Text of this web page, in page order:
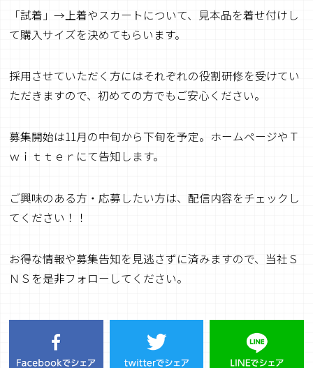
「試着」→上着やスカートについて、見本品を着せ付けし
て購入サイズを決めてもらいます。
採用させていただく方にはそれぞれの役割研修を受けてい
ただきますので、初めての方でもご安心ください。
募集開始は11月の中旬から下旬を予定。ホームページやＴ
ｗｉｔｔｅｒにて告知します。
ご興味のある方・応募したい方は、配信内容をチェックし
てください！！
お得な情報や募集告知を見逃さずに済みますので、当社Ｓ
ＮＳを是非フォローしてください。